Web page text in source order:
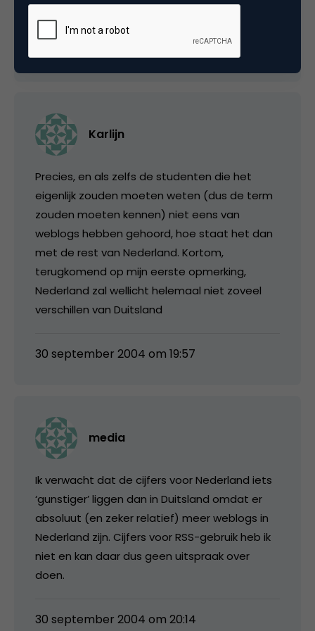
allemaal bij (semi-)overheden, geloof ik 🙂
Karlijn
Precies, en als zelfs de studenten die het
eigenlijk zouden moeten weten (dus de term
zouden moeten kennen) niet eens van
weblogs hebben gehoord, hoe staat het dan
met de rest van Nederland. Kortom,
terugkomend op mijn eerste opmerking,
Nederland zal wellicht helemaal niet zoveel
verschillen van Duitsland
30 september 2004 om 19:57
media
Ik verwacht dat de cijfers voor Nederland iets
‘gunstiger’ liggen dan in Duitsland omdat er
absoluut (en zeker relatief) meer weblogs in
Nederland zijn. Cijfers voor RSS-gebruik heb ik
niet en kan daar dus geen uitspraak over
doen.
30 september 2004 om 20:14